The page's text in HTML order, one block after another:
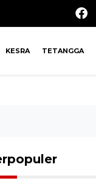
KESRA TETANGGA